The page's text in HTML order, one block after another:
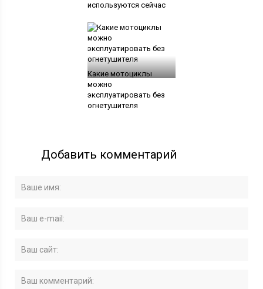
используются сейчас
Какие мотоциклы
можно
эксплуатировать без
огнетушителя
Добавить комментарий